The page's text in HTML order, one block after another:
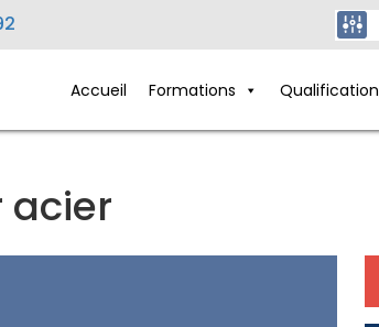
Accueil Formations Qualification
acier